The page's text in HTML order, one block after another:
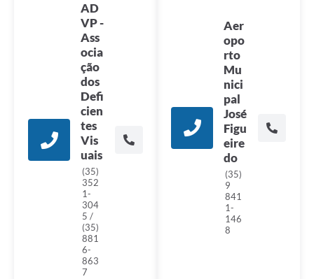
AD
VP -
Ass
ocia
ção
dos
Defi
cien
tes
Vis
uais
(35)
352
1-
304
5 /
(35)
881
6-
863
7
Aer
opo
rto
Mu
nici
pal
José
Figu
eire
do
(35)
9
841
1-
146
8